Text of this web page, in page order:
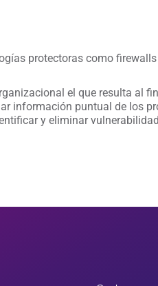
protectoras como
el que resulta al
información puntual de los
y eliminar